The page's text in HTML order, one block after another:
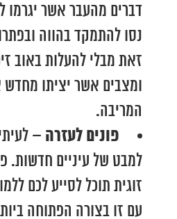
דברים מהעבר אשר
נסו להתמקד בהווה
זאת מבלי להעלות באוב
ומצבים אשר יציתו
המריבה.
פונים לעזרה –
למבט של עיניים חדשות.
זוגית תוכל לסייע לכם
עם זו בצורה הפתוחה